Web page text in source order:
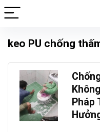
keo PU chống
Pháp